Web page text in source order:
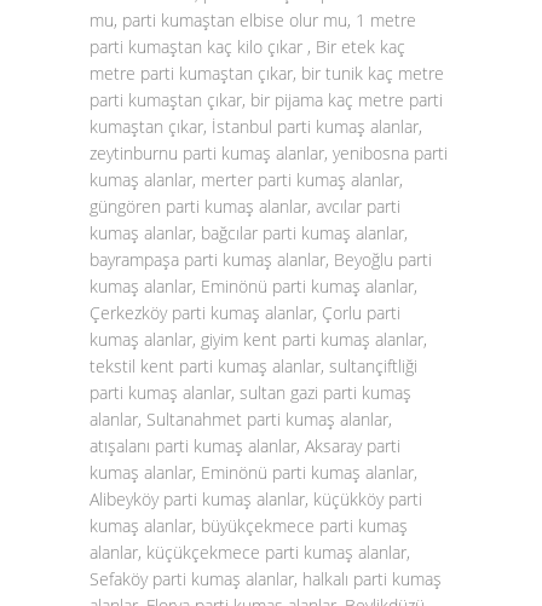
mu, parti kumaştan elbise olur mu, 1 metre
parti kumaştan kaç kilo çıkar , Bir etek kaç
metre parti kumaştan çıkar, bir tunik kaç metre
parti kumaştan çıkar, bir pijama kaç metre parti
kumaştan çıkar, İstanbul parti kumaş alanlar,
zeytinburnu parti kumaş alanlar, yenibosna parti
kumaş alanlar, merter parti kumaş alanlar,
güngören parti kumaş alanlar, avcılar parti
kumaş alanlar, bağcılar parti kumaş alanlar,
bayrampaşa parti kumaş alanlar, Beyoğlu parti
kumaş alanlar, Eminönü parti kumaş alanlar,
Çerkezköy parti kumaş alanlar, Çorlu parti
kumaş alanlar, giyim kent parti kumaş alanlar,
tekstil kent parti kumaş alanlar, sultançiftliği
parti kumaş alanlar, sultan gazi parti kumaş
alanlar, Sultanahmet parti kumaş alanlar,
atışalanı parti kumaş alanlar, Aksaray parti
kumaş alanlar, Eminönü parti kumaş alanlar,
Alibeyköy parti kumaş alanlar, küçükköy parti
kumaş alanlar, büyükçekmece parti kumaş
alanlar, küçükçekmece parti kumaş alanlar,
Sefaköy parti kumaş alanlar, halkalı parti kumaş